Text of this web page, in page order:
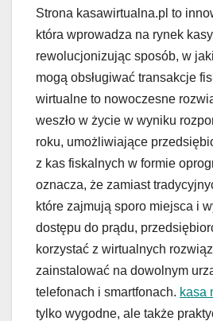
Strona kasawirtualna.pl to
która wprowadza na rynek
rewolucjonizując sposób, w
mogą obsługiwać transakcje
wirtualne to nowoczesne
weszło w życie w wyniku
roku, umożliwiające
z kas fiskalnych w formie
oznacza, że zamiast
które zajmują sporo miejsca i
dostępu do prądu,
korzystać z wirtualnych
zainstalować na dowolnym
telefonach i smartfonach. kasa
tylko wygodne, ale także